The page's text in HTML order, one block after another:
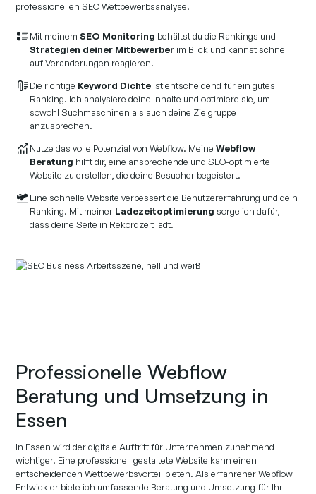
professionellen SEO Wettbewerbsanalyse.
Mit meinem SEO Monitoring behältst du die Rankings und
Strategien deiner Mitbewerberim Blick und kannst schnell
auf Veränderungen reagieren.
Die richtige Keyword Dichteist entscheidend für ein gutes
Ranking. Ich analysiere deine Inhalte und optimiere sie, um
sowohl Suchmaschinen als auch deine Zielgruppe
anzusprechen.
Nutze das volle Potenzial von Webflow. Meine Webflow
Beratung hilft dir, eine ansprechende und SEO-optimierte
Website zu erstellen, die deine Besucher begeistert.
Eine schnelle Website verbessert die Benutzererfahrung und dein
Ranking. Mit meiner Ladezeitoptimierung sorge ich dafür,
dass deine Seite in Rekordzeit lädt.
Professionelle Webflow
Beratung und Umsetzung in
Essen
In Essen wird der digitale Auftritt für Unternehmen zunehmend
wichtiger. Eine professionell gestaltete Website kann einen
entscheidenden Wettbewerbsvorteil bieten. Als erfahrener Webflow
Entwickler biete ich umfassende Beratung und Umsetzung für Ihr